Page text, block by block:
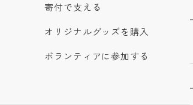
寄付で支える
オリジナルグッズを購入
ボランティアに参加する